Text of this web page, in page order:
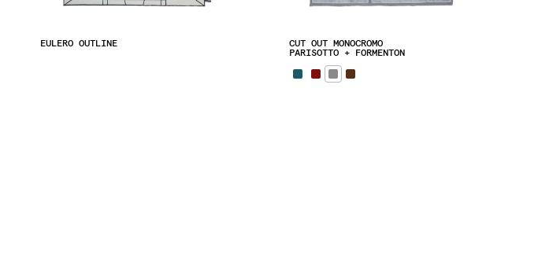
EULERO OUTLINE
CUT OUT MONOCROMO
PARISOTTO + FORMENTON